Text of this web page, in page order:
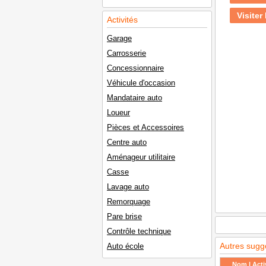
Activités
Garage
Carrosserie
Concessionnaire
Véhicule d'occasion
Mandataire auto
Loueur
Pièces et Accessoires
Centre auto
Aménageur utilitaire
Casse
Lavage auto
Remorquage
Pare brise
Contrôle technique
Auto école
Visiter
Autres
Nom |